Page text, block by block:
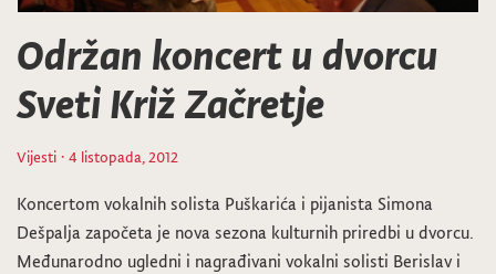
Održan koncert u dvorcu
Sveti Križ Začretje
Vijesti · 4 listopada, 2012
Koncertom vokalnih solista Puškarića i pijanista Simona
Dešpalja započeta je nova sezona kulturnih priredbi u dvorcu.
Međunarodno ugledni i nagrađivani vokalni solisti Berislav i